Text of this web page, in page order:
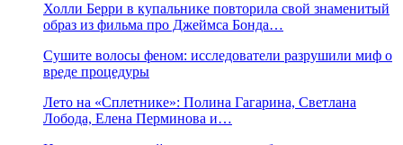
Холли Берри в купальнике повторила свой знаменитый
образ из фильма про Джеймса Бонда…
Сушите волосы феном: исследователи разрушили миф о
вреде процедуры
Лето на «Сплетнике»: Полина Гагарина, Светлана
Лобода, Елена Перминова и…